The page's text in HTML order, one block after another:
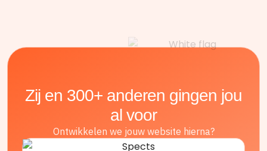
Zij en 300+ anderen gingen jou
al voor
Ontwikkelen we jouw website hierna?